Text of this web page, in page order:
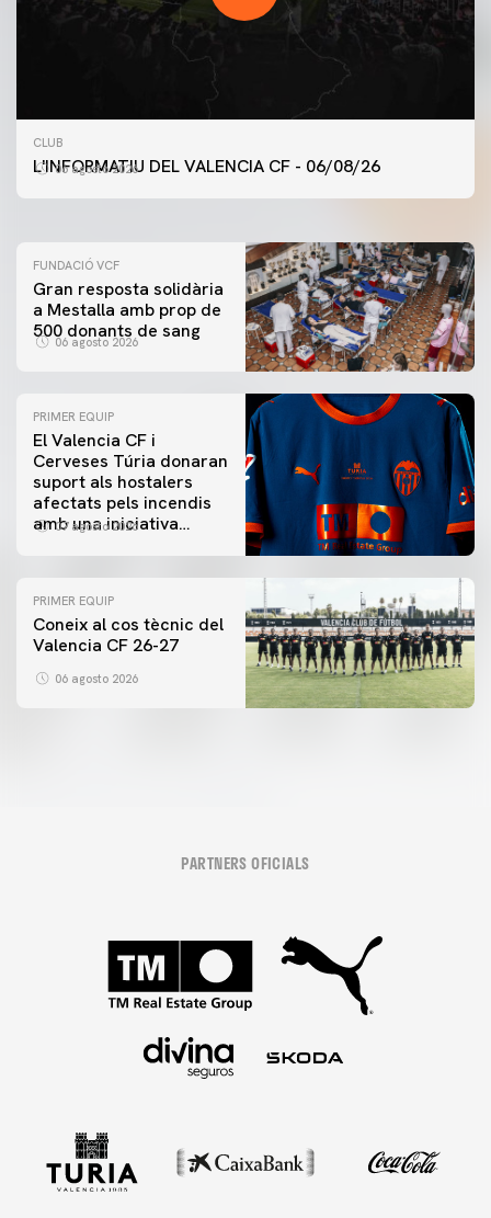
CLUB
L'INFORMATIU DEL VALENCIA CF - 06/08/26
06 agosto 2026
PRIMER EQUIP
ENTRENAMENT DEL VALENCIA CF 6/8/2026
FUNDACIÓ VCF
Gran resposta solidària
a Mestalla amb prop de
500 donants de sang
06 agosto 2026
PRIMER EQUIP
El Valencia CF i
Cerveses Túria donaran
suport als hostalers
afectats pels incendis
amb una iniciativa
07 agosto 2026
PRIMER EQUIP
Coneix al cos tècnic del
Valencia CF 26-27
06 agosto 2026
PARTNERS OFICIALS